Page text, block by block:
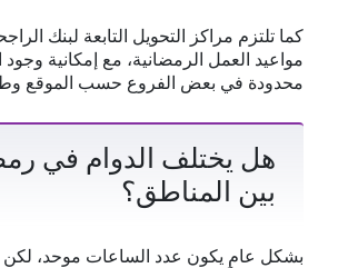
كما تلتزم مراكز التحويل التابعة لبنك
مواعيد العمل الرمضانية، مع إمكانية وجود
محدودة في بعض الفروع حسب الموقع
هل يختلف الدوام في
بين المناطق؟
بشكل عام يكون عدد الساعات موحد، لكن